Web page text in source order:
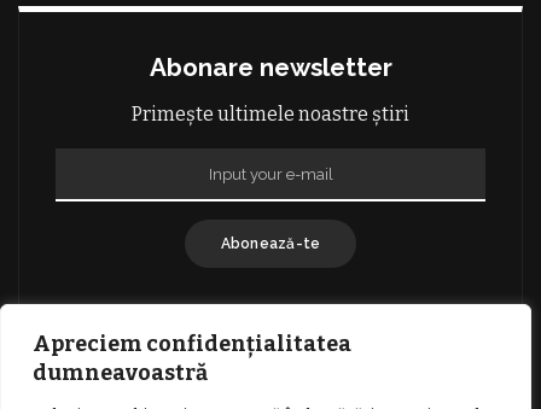
Apreciem confidențialitatea
dumneavoastră
Abonare newsletter
Primește ultimele noastre știri
Abonează-te